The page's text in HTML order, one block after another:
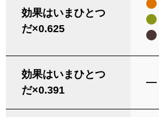
効果はいまひとつ
だ×0.625
効果はいまひとつ
だ×0.391
―